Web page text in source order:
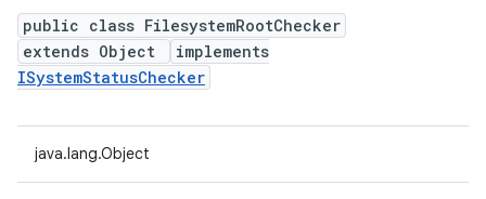
public class FilesystemRootChecker
extends Object
implements
ISystemStatusChecker
java.lang.Object